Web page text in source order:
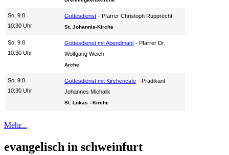
So, 9.8.
10:30 Uhr
Gottesdienst Pfarrer Christoph Rupprecht
St. Johannis-Kirche
So, 9.8.
10:30 Uhr
Gottesdienst mit Abendmahl
Pfarrer Dr.
Wolfgang Weich
Arche
So, 9.8.
10:30 Uhr
Gottesdienst mit Kirchencafe
Prädikant
Johannes Michalik
St. Lukas - Kirche
Mehr...
evangelisch in schweinfurt